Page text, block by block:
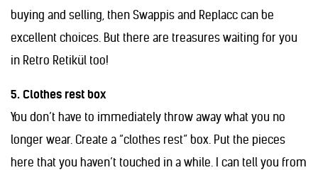
buying and selling, then Swappis and Replacc can be
excellent choices. But there are treasures waiting for you
in Retro Retikül too!
5. Clothes rest box
You don’t have to immediately throw away what you no
longer wear. Create a “clothes rest” box. Put the pieces
here that you haven’t touched in a while. I can tell you from